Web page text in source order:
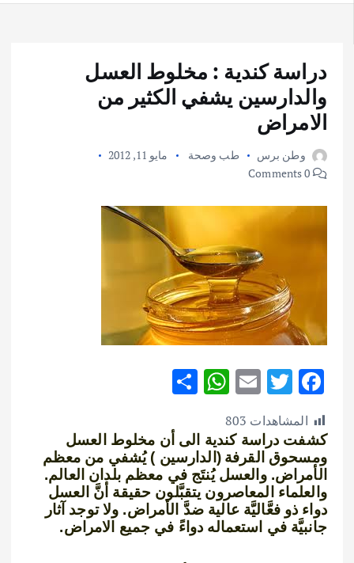
دراسة كندية : مخلوط العسل
والدارسين يشفي الكثير من
الامراض
وطن برس طب وصحة
مايو 11, 2012
F
ac
e
b
o
o
k
T
w
it
te
r
E
ai
l
W
at
s
A
p
p
ar
e
المشاهدات 803
كشفت دراسة كندية الى أن مخلوط العسل
ومسحوق القرفة (الدارسين )يُشفي من معظم
الأمراض. والعسل يُنتَج في معظم بلدان العالم.
والعلماء المعاصرون يتقبَّلون حقيقة أنَّ العسل
دواء ذو فعَّاليَّة عالية ضدَّ الأمراض. ولا توجد آثار
جانبيَّة في استعماله دواءً في جميع الامراض.